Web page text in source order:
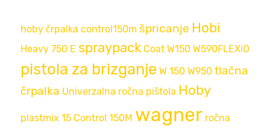
hoby črpalka control150m špricanje Hobi
Heavy 750 E spraypack Coat W150 W590FLEXiO
pistola za brizganje W 150 W950 tlačna
črpalka Univerzalna ročna pištola Hoby
plastmix 15 Control 150M wagner ročna